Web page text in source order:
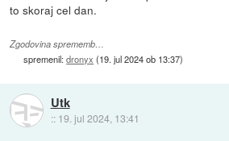
to skoraj cel dan.
Zgodovina sprememb…
spremenil:dronyx (19. jul 2024 ob 13:37)
Utk
:: 19. jul 2024, 13:41